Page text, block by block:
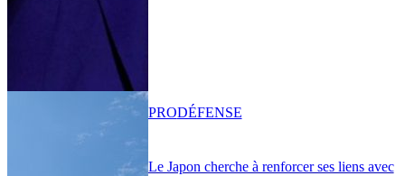
Le Japon cherche à renforcer ses liens avec
PRODÉFENSE